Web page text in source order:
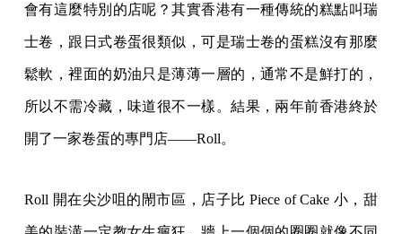
會有這麼特別的店呢？其實香港有一種傳統的糕點叫瑞
士卷，跟日式卷蛋很類似，可是瑞士卷的蛋糕沒有那麼
鬆軟，裡面的奶油只是薄薄一層的，通常不是鮮打的，
所以不需冷藏，味道很不一樣。結果，兩年前香港終於
開了一家卷蛋的專門店——Roll。
Roll 開在尖沙咀的閙市區，店子比 Piece of Cake 小，甜